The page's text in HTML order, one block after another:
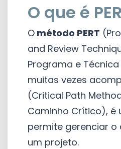
O que é
O método PERT
and Review
Programa e
muitas vezes
(Critical Path
Caminho Crítico), é
permite gerenciar o
um projeto.